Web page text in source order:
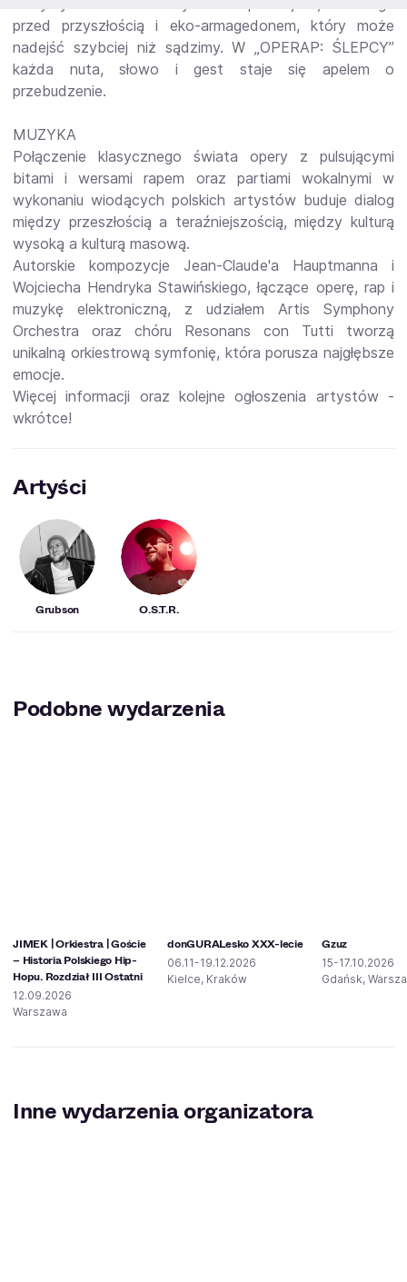
przed przyszłością i eko-armagedonem, który może
nadejść szybciej niż sądzimy. W „OPERAP: ŚLEPCY”
każda nuta, słowo i gest staje się apelem o
przebudzenie.
MUZYKA
Połączenie klasycznego świata opery z pulsującymi
bitami i wersami rapem oraz partiami wokalnymi w
wykonaniu wiodących polskich artystów buduje dialog
między przeszłością a teraźniejszością, między kulturą
wysoką a kulturą masową.
Autorskie kompozycje Jean-Claude'a Hauptmanna i
Wojciecha Hendryka Stawińskiego, łączące operę, rap i
muzykę elektroniczną, z udziałem Artis Symphony
Orchestra oraz chóru Resonans con Tutti tworzą
unikalną orkiestrową symfonię, która porusza najgłębsze
emocje.
Więcej informacji oraz kolejne ogłoszenia artystów -
wkrótce!
Artyści
Grubson O.S.T.R.
Podobne wydarzenia
JIMEK | Orkiestra | Goście
– Historia Polskiego Hip-
Hopu. Rozdział III Ostatni
12.09.2026
Warszawa
donGURALesko XXX-lecie
06.11-19.12.2026
Kielce, Kraków
Gzuz
15-17.10.2026
Gdańsk,
Inne wydarzenia organizatora